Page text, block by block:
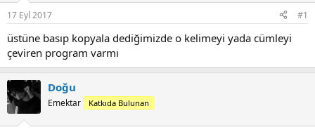
h
i
b
ı
ç
a
i
h
17 Eyl 2017 #1
üstüne basıp kopyala dediğimizde o kelimeyi yada cümleyi
çeviren program varmı
Doğu
Emektar Katkıda Bulunan